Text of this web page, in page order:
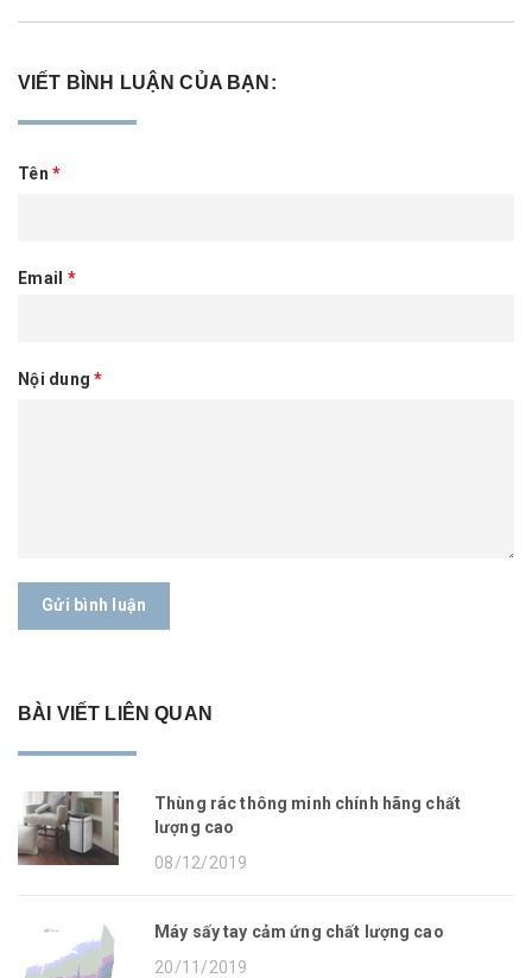
VIẾT BÌNH LUẬN CỦA BẠN:
Tên *
Email *
Nội dung*
Gửi bình luận
BÀI VIẾT LIÊN QUAN
Thùng rác thông minh chính hãng chất
lượng cao
08/12/2019
Máy sấy tay cảm ứng chất lượng cao
20/11/2019